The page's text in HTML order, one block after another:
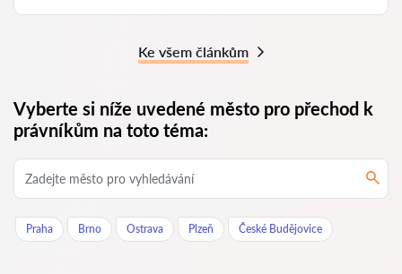
Ke všem článkům
Vyberte si níže uvedené město pro přechod k
právníkům na toto téma:
Praha Brno Ostrava Plzeň České Budějovice